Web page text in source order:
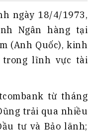
ngày 18/4/1973,
Ngân hàng tại
(Anh Quốc), kinh
trong lĩnh vực tài
từ tháng
trải qua nhiều
tư và Bảo lãnh;